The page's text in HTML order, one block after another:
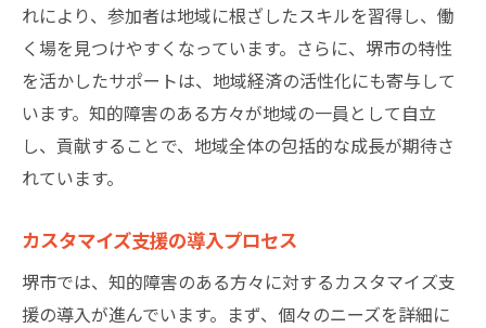
れにより、参加者は地域に根ざしたスキルを習得し、働
く場を見つけやすくなっています。さらに、堺市の特性
を活かしたサポートは、地域経済の活性化にも寄与して
います。知的障害のある方々が地域の一員として自立
し、貢献することで、地域全体の包括的な成長が期待さ
れています。
カスタマイズ支援の導入プロセス
堺市では、知的障害のある方々に対するカスタマイズ支
援の導入が進んでいます。まず、個々のニーズを詳細に